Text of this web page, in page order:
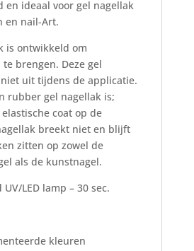
en ideaal voor gel nagellak
en nail-Art.
is ontwikkeld om
brengen. Deze gel
uit tijdens de applicatie.
rubber gel nagellak is;
coat op de
breekt niet en blijft
zitten op zowel de
als de kunstnagel.
LED lamp – 30 sec.
kleuren